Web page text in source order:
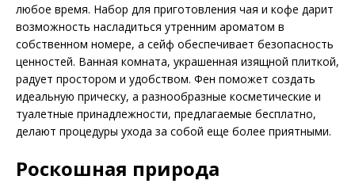
любое время. Набор для приготовления чая и кофе дарит
возможность насладиться утренним ароматом в
собственном номере, а сейф обеспечивает безопасность
ценностей. Ванная комната, украшенная изящной плиткой,
радует простором и удобством. Фен поможет создать
идеальную прическу, а разнообразные косметические и
туалетные принадлежности, предлагаемые бесплатно,
делают процедуры ухода за собой еще более приятными.
Роскошная природа